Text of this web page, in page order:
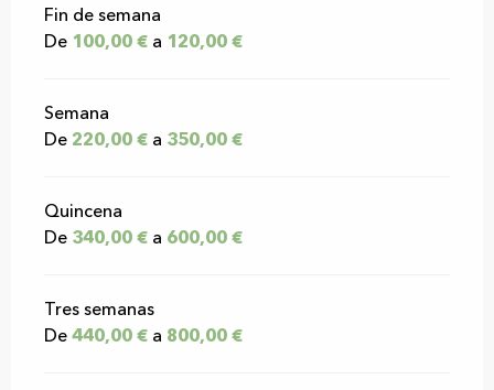
Tarifas 2026
Fin de semana
De 100,00 € a 120,00 €
Semana
De 220,00 € a 350,00 €
Quincena
De 340,00 € a 600,00 €
Tres semanas
De 440,00 € a 800,00 €